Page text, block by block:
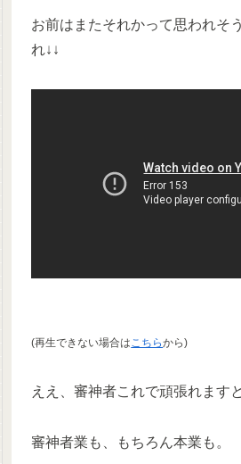
お前はまたそれかって思われそ
れ↓↓
(再生できない場合は こちらから)
ええ、審神者これで頑張れます
審神者業も、もちろん本業も。